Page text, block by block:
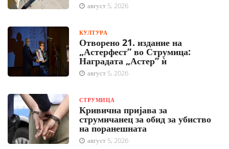
август 5, 2026
КУЛТУРА
Отворено 21. издание на
„Астерфест“ во Струмица:
Наградата „Астер“ ѝ
август 5, 2026
СТРУМИЦА
Кривична пријава за
струмичанец за обид за убиство
на поранешната
август 5, 2026